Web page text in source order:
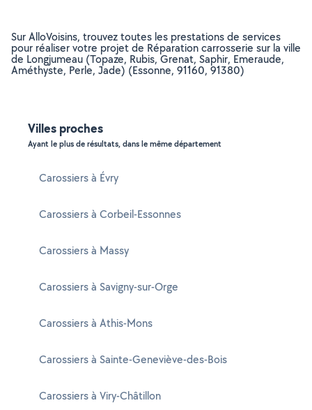
Sur AlloVoisins, trouvez toutes les prestations de services
pour réaliser votre projet de Réparation carrosserie sur la ville
de Longjumeau (Topaze, Rubis, Grenat, Saphir, Emeraude,
Améthyste, Perle, Jade) (Essonne, 91160, 91380)
Villes proches
Ayant le plus de résultats, dans le même département
Carossiers à Évry
Carossiers à Corbeil-Essonnes
Carossiers à Massy
Carossiers à Savigny-sur-Orge
Carossiers à Athis-Mons
Carossiers à Sainte-Geneviève-des-Bois
Carossiers à Viry-Châtillon